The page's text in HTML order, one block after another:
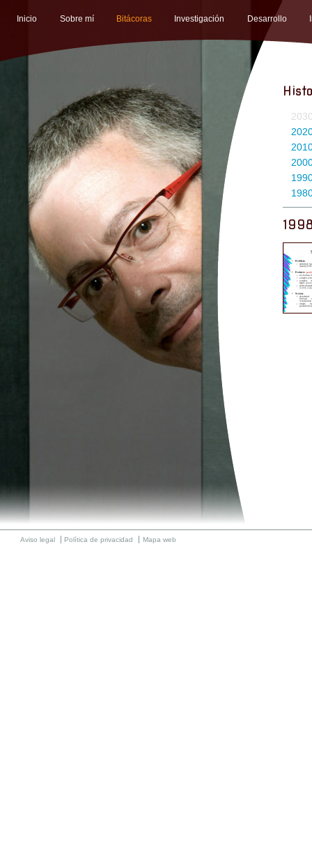
Inicio Sobre mí Bitácoras Investigación Desarrollo
Aviso legal Política de privacidad Mapa web